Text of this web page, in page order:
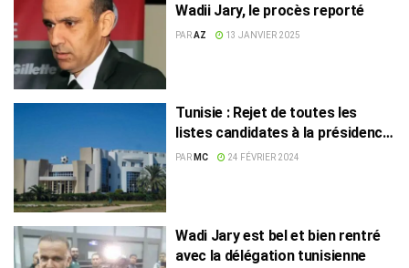
Wadii Jary, le procès reporté
PARAZ 13 JANVIER 2025
Tunisie : Rejet de toutes les
listes candidates à la présidence
de la FTF
PAR MC 24 FÉVRIER 2024
Wadi Jary est bel et bien rentré
avec la délégation tunisienne